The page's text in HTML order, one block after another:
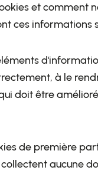
et comment
ces
à le
doit être
de première
aucune